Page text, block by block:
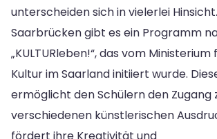
unterscheiden sich in vielerlei
Saarbrücken gibt es ein Programm
„KULTURleben!“, das vom
Kultur im Saarland initiiert wurde.
ermöglicht den Schülern den Zugang
verschiedenen künstlerischen
fördert ihre Kreativität und